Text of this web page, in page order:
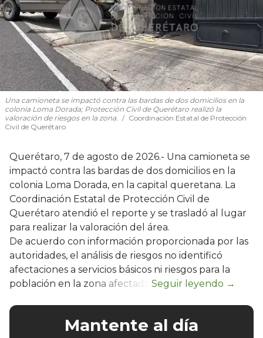
Una camioneta se impactó contra las bardas de dos domicilios en la
colonia Loma Dorada; Protección Civil de Querétaro realizó la
valoración de riesgos en la zona.
Coordinación Estatal de Protección
Civil de Querétaro
Querétaro, 7 de agosto de 2026.- Una camioneta se
impactó contra las bardas de dos domicilios en la
colonia Loma Dorada, en la capital queretana. La
Coordinación Estatal de Protección Civil de
Querétaro atendió el reporte y se trasladó al lugar
para realizar la valoración del área.
De acuerdo con información proporcionada por las
autoridades, el análisis de riesgos no identificó
afectaciones a servicios básicos ni riesgos para la
población en la zona afectada.
Mantente al día